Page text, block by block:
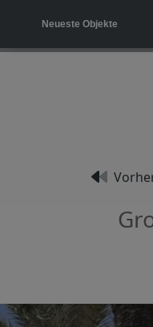
Neueste Objekte